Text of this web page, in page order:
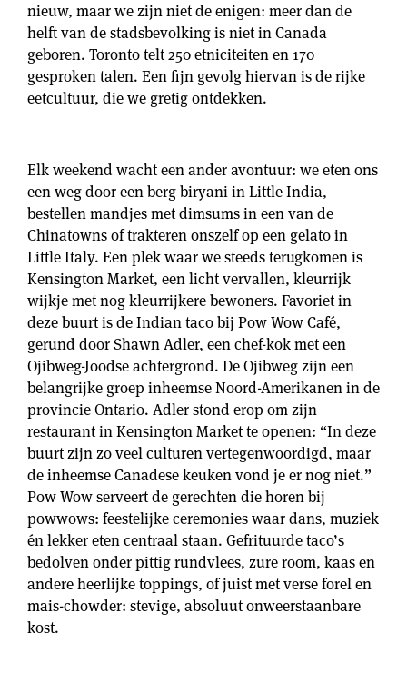
nieuw, maar we zijn niet de enigen: meer dan de
helft van de stadsbevolking is niet in Canada
geboren. Toronto telt 250 etniciteiten en 170
gesproken talen. Een fijn gevolg hiervan is de rijke
eetcultuur, die we gretig ontdekken.
Elk weekend wacht een ander avontuur: we eten ons
een weg door een berg biryani in Little India,
bestellen mandjes met dimsums in een van de
Chinatowns of trakteren onszelf op een gelato in
Little Italy. Een plek waar we steeds terugkomen is
Kensington Market, een licht vervallen, kleurrijk
wijkje met nog kleurrijkere bewoners. Favoriet in
deze buurt is de Indian taco bij Pow Wow Café,
gerund door Shawn Adler, een chef-kok met een
Ojibweg-Joodse achtergrond. De Ojibweg zijn een
belangrijke groep inheemse Noord-Amerikanen in de
provincie Ontario. Adler stond erop om zijn
restaurant in Kensington Market te openen: “In deze
buurt zijn zo veel culturen vertegenwoordigd, maar
de inheemse Canadese keuken vond je er nog niet.”
Pow Wow serveert de gerechten die horen bij
powwows: feestelijke ceremonies waar dans, muziek
én lekker eten centraal staan. Gefrituurde taco’s
bedolven onder pittig rundvlees, zure room, kaas en
andere heerlijke toppings, of juist met verse forel en
mais-chowder: stevige, absoluut onweerstaanbare
kost.